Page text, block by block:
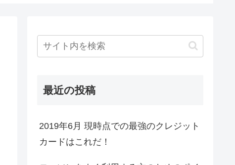
最近の投稿
2019年6月 現時点での最強のクレジット
カードはこれだ！